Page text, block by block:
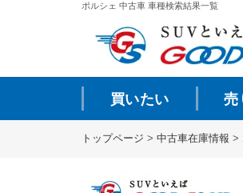
ポルシェ 中古車 車種検索結果一覧
買いたい 売
トップページ > 中古車在庫情報 >